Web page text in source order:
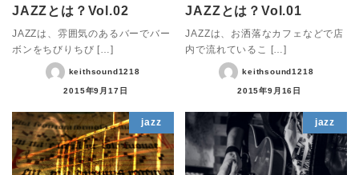
JAZZとは？Vol.02
JAZZは、雰囲気のあるバーでバー
ボンをちびりちび […]
keithsound1218
2015年9月17日
JAZZとは？Vol.01
JAZZは、お洒落なカフェなどで店
内で流れているこ […]
keithsound1218
2015年9月16日
jazz jazz